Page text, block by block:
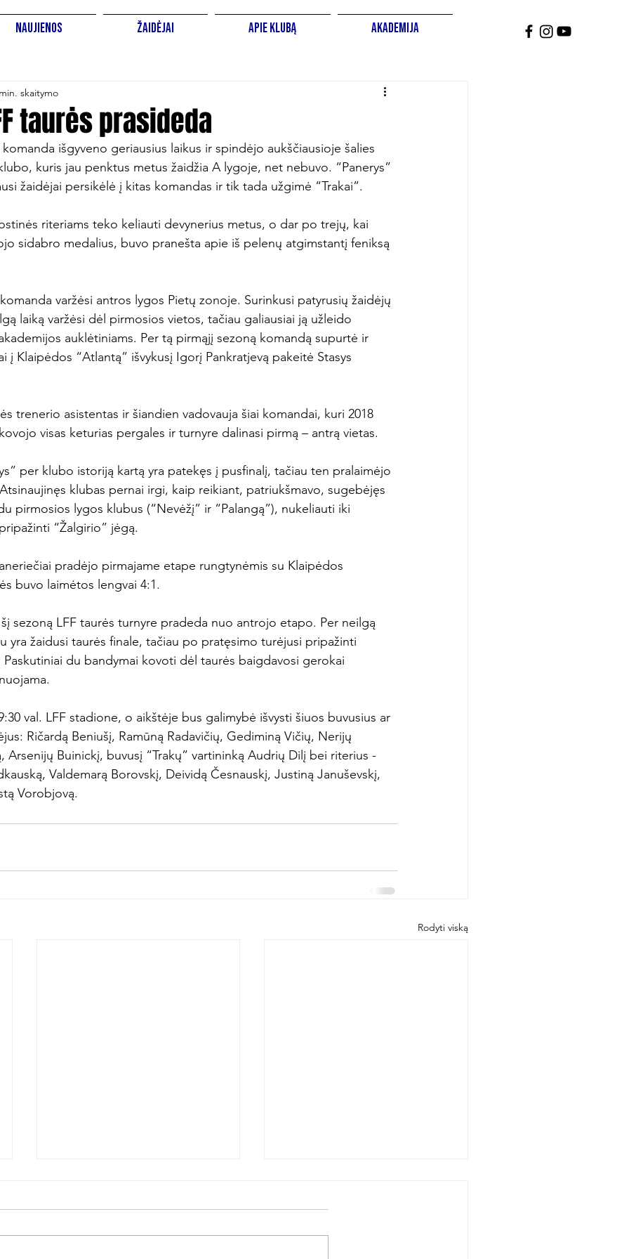
Naujienos Žaidėjai Apie Klubą Akademija
taurės prasideda
skaitymo
komanda išgyveno geriausius laikus ir spindėjo aukščiausioje šalies
kuris jau penktus metus žaidžia A lygoje, net nebuvo. “Panerys”
žaidėjai persikėlė į kitas komandas ir tik tada užgimė “Trakai”.
riteriams teko keliauti devynerius metus, o dar po trejų, kai
sidabro medalius, buvo pranešta apie iš pelenų atgimstantį feniksą
varžėsi antros lygos Pietų zonoje. Surinkusi patyrusių žaidėjų
laiką varžėsi dėl pirmosios vietos, tačiau galiausiai ją užleido
auklėtiniams. Per tą pirmąjį sezoną komandą supurtė ir
į Klaipėdos “Atlantą” išvykusį Igorį Pankratjevą pakeitė Stasys
trenerio asistentas ir šiandien vadovauja šiai komandai, kuri 2018
visas keturias pergales ir turnyre dalinasi pirmą – antrą vietas.
per klubo istoriją kartą yra patekęs į pusfinalį, tačiau ten pralaimėjo
klubas pernai irgi, kaip reikiant, patriukšmavo, sugebėjęs
pirmosios lygos klubus (“Nevėžį” ir “Palangą”), nukeliauti iki
“Žalgirio” jėgą.
pradėjo pirmajame etape rungtynėmis su Klaipėdos
buvo laimėtos lengvai 4:1.
šį sezoną LFF taurės turnyre pradeda nuo antrojo etapo. Per neilgą
yra žaidusi taurės finale, tačiau po pratęsimo turėjusi pripažinti
Paskutiniai du bandymai kovoti dėl taurės baigdavosi gerokai
val. LFF stadione, o aikštėje bus galimybė išvysti šiuos buvusius ar
Ričardą Beniušį, Ramūną Radavičių, Gediminą Vičių, Nerijų
Arsenijų Buinickį, buvusį “Trakų” vartininką Audrių Dilį bei riterius -
Valdemarą Borovskį, Deividą Česnauskį, Justiną Januševskį,
Vorobjovą.
Rodyti viską